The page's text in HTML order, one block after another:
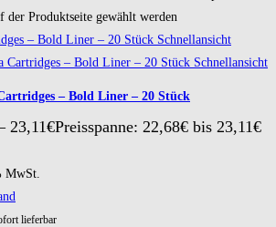
der Produktseite gewählt werden
Schnellansicht
Schnellansicht
– Bold Liner – 20 Stück
23,11€Preisspanne: 22,68€ bis 23,11€
MwSt.
lieferbar